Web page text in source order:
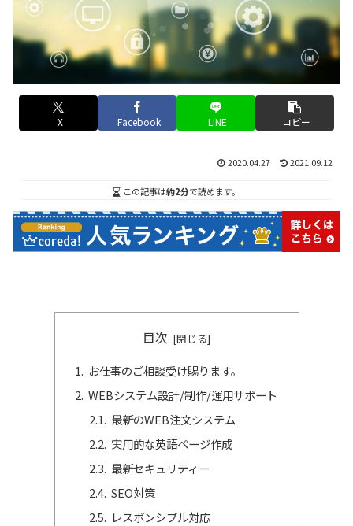
X Facebook LINE コピー
2020.04.27 2021.09.12
この記事は約2分で読めます。
目次
お仕事のご相談受け賜ります。
WEBシステム設計/制作/運用サポート
最新のWEB注文システム
実用的な英語ページ作成
最新セキュリティー
SEO対策
レスポンシブル対応